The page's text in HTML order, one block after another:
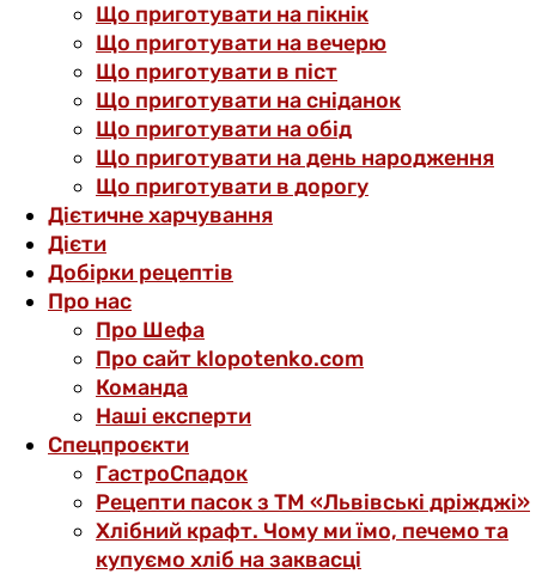
Що приготувати на пікнік
Що приготувати на вечерю
Що приготувати в піст
Що приготувати на сніданок
Що приготувати на обід
Що приготувати на день народження
Що приготувати в дорогу
Дієтичне харчування
Дієти
Добірки рецептів
Про нас
Про Шефа
Про сайт klopotenko.com
Команда
Наші експерти
Спецпроєкти
ГастроСпадок
Рецепти пасок з ТМ «Львівські дріжджі»
Хлібний крафт. Чому ми їмо, печемо та
купуємо хліб на заквасці